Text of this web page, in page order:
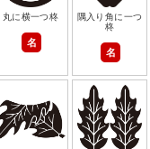
丸に横一つ柊
名
隅入り角に一つ
柊
名